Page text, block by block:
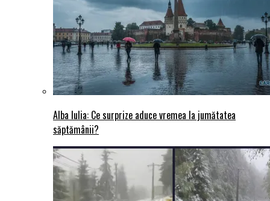
Alba Iulia: Ce surprize aduce vremea la jumătatea
săptămânii?